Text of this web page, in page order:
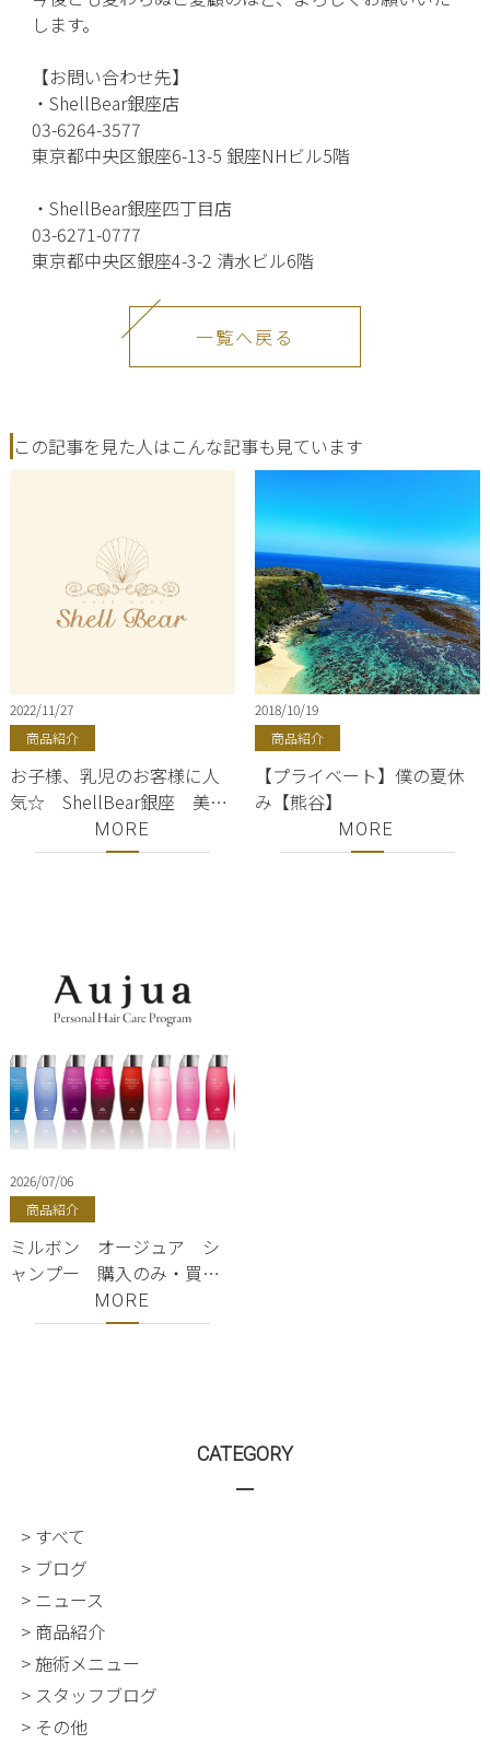
します。
【お問い合わせ先】
・ShellBear銀座店
03-6264-3577
東京都中央区銀座6-13-5 銀座NHビル5階
・ShellBear銀座四丁目店
03-6271-0777
東京都中央区銀座4-3-2 清水ビル6階
一覧へ戻る
この記事を見た人はこんな記事も見ています
2022/11/27
商品紹介
お子様、乳児のお客様に人
気☆ ShellBear銀座 美容
室 美容院【銀座・東銀
座・中央区・美容室】豊洲
MORE
2018/10/19
商品紹介
【プライベート】僕の夏休
み【熊谷】
MORE
2026/07/06
商品紹介
ミルボン オージュア シ
ャンプー 購入のみ・買う
だけOK 【東京・銀座・東
銀座・美容室・美容院・
MORE
CATEGORY
> すべて
> ブログ
> ニュース
> 商品紹介
> 施術メニュー
> スタッフブログ
> その他